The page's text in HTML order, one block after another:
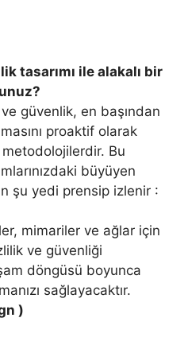
tasarımı ile alakalı bir
güvenlik, en başından
proaktif olarak
Bu
büyüyen
şu yedi prensip izlenir :
mimariler ve ağlar için
ve güvenliği
döngüsü boyunca
sağlayacaktır.
)